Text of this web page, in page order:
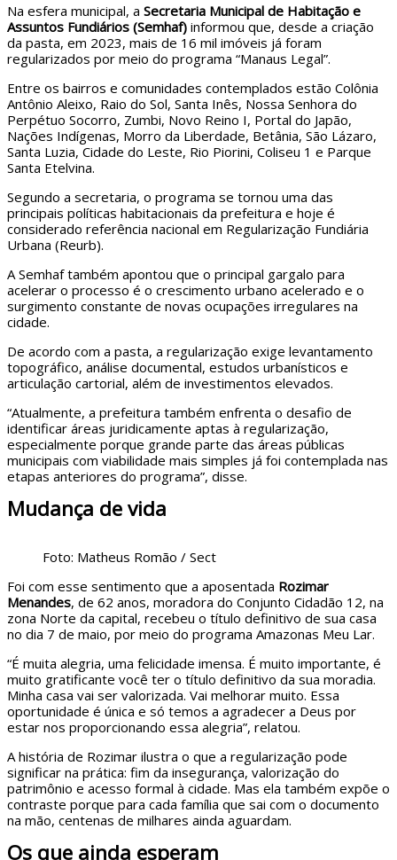
Na esfera municipal, a Secretaria Municipal de Habitação e
Assuntos Fundiários (Semhaf) informou que, desde a criação
da pasta, em 2023, mais de 16 mil imóveis já foram
regularizados por meio do programa “Manaus Legal”.
Entre os bairros e comunidades contemplados estão Colônia
Antônio Aleixo, Raio do Sol, Santa Inês, Nossa Senhora do
Perpétuo Socorro, Zumbi, Novo Reino I, Portal do Japão,
Nações Indígenas, Morro da Liberdade, Betânia, São Lázaro,
Santa Luzia, Cidade do Leste, Rio Piorini, Coliseu 1 e Parque
Santa Etelvina.
Segundo a secretaria, o programa se tornou uma das
principais políticas habitacionais da prefeitura e hoje é
considerado referência nacional em Regularização Fundiária
Urbana (Reurb).
A Semhaf também apontou que o principal gargalo para
acelerar o processo é o crescimento urbano acelerado e o
surgimento constante de novas ocupações irregulares na
cidade.
De acordo com a pasta, a regularização exige levantamento
topográfico, análise documental, estudos urbanísticos e
articulação cartorial, além de investimentos elevados.
“Atualmente, a prefeitura também enfrenta o desafio de
identificar áreas juridicamente aptas à regularização,
especialmente porque grande parte das áreas públicas
municipais com viabilidade mais simples já foi contemplada nas
etapas anteriores do programa”, disse.
Mudança de vida
Foto: Matheus Romão / Sect
Foi com esse sentimento que a aposentada Rozimar
Menandes, de 62 anos, moradora do Conjunto Cidadão 12, na
zona Norte da capital, recebeu o título definitivo de sua casa
no dia 7 de maio, por meio do programa Amazonas Meu Lar.
“É muita alegria, uma felicidade imensa. É muito importante, é
muito gratificante você ter o título definitivo da sua moradia.
Minha casa vai ser valorizada. Vai melhorar muito. Essa
oportunidade é única e só temos a agradecer a Deus por
estar nos proporcionando essa alegria”, relatou.
A história de Rozimar ilustra o que a regularização pode
significar na prática: fim da insegurança, valorização do
patrimônio e acesso formal à cidade. Mas ela também expõe o
contraste porque para cada família que sai com o documento
na mão, centenas de milhares ainda aguardam.
Os que ainda esperam